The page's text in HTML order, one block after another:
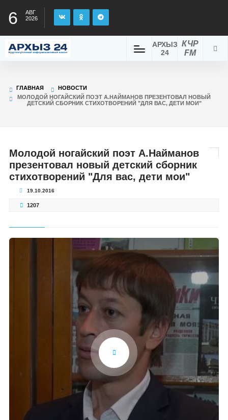
6
АВГ
2026
КЧР
FM
АРХЫЗ
24
ГЛАВНАЯ
НОВОСТИ
МОЛОДОЙ НОГАЙСКИЙ ПОЭТ А.НАЙМАНОВ ПРЕЗЕНТОВАЛ НОВЫЙ
ДЕТСКИЙ СБОРНИК СТИХОТВОРЕНИЙ "ДЛЯ ВАС, ДЕТИ МОИ"
Молодой ногайский поэт А.Найманов
презентовал новый детский сборник
стихотворений "Для вас, дети мои"
19.10.2016
1207